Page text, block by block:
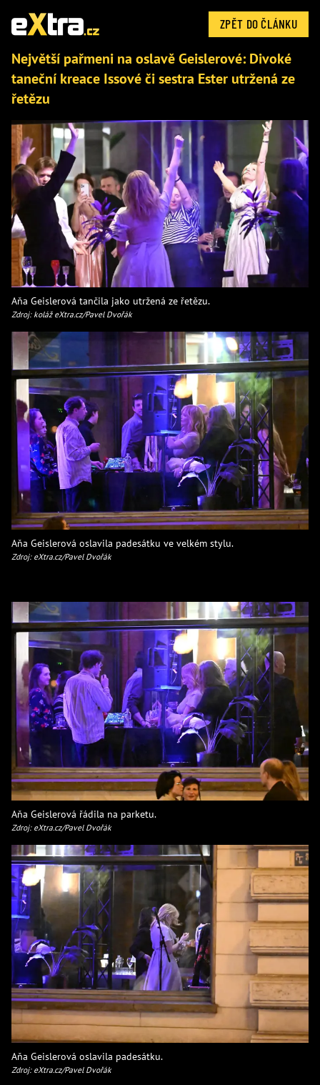
ZPĚT DO ČLÁNKU
Největší pařmeni na oslavě Geislerové: Divoké
taneční kreace Issové či sestra Ester utržená ze
řetězu
Aňa Geislerová tančila jako utržená ze řetězu.
Zdroj: koláž eXtra.cz/Pavel Dvořák
Aňa Geislerová oslavila padesátku ve velkém stylu.
Zdroj: eXtra.cz/Pavel Dvořák
Aňa Geislerová řádila na parketu.
Zdroj: eXtra.cz/Pavel Dvořák
Aňa Geislerová oslavila padesátku.
Zdroj: eXtra.cz/Pavel Dvořák